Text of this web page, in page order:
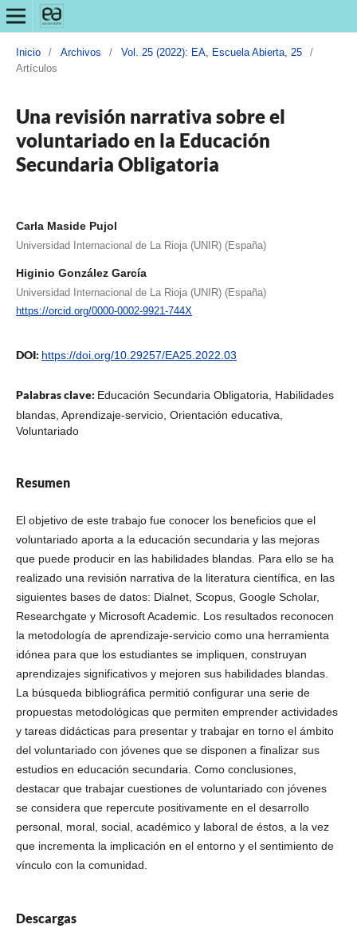
Inicio / Archivos / Vol. 25 (2022): EA, Escuela Abierta, 25
/
Artículos
Una revisión narrativa sobre el
voluntariado en la Educación
Secundaria Obligatoria
Carla Maside Pujol
Universidad Internacional de La Rioja (UNIR) (España)
Higinio González García
Universidad Internacional de La Rioja (UNIR) (España)
https://orcid.org/0000-0002-9921-744X
DOI: https://doi.org/10.29257/EA25.2022.03
Palabras clave: Educación Secundaria Obligatoria, Habilidades
blandas, Aprendizaje-servicio, Orientación educativa,
Voluntariado
Resumen
El objetivo de este trabajo fue conocer los beneficios que el
voluntariado aporta a la educación secundaria y las mejoras
que puede producir en las habilidades blandas. Para ello se ha
realizado una revisión narrativa de la literatura científica, en las
siguientes bases de datos: Dialnet, Scopus, Google Scholar,
Researchgate y Microsoft Academic. Los resultados reconocen
la metodología de aprendizaje-servicio como una herramienta
idónea para que los estudiantes se impliquen, construyan
aprendizajes significativos y mejoren sus habilidades blandas.
La búsqueda bibliográfica permitió configurar una serie de
propuestas metodológicas que permiten emprender actividades
y tareas didácticas para presentar y trabajar en torno el ámbito
del voluntariado con jóvenes que se disponen a finalizar sus
estudios en educación secundaria. Como conclusiones,
destacar que trabajar cuestiones de voluntariado con jóvenes
se considera que repercute positivamente en el desarrollo
personal, moral, social, académico y laboral de éstos, a la vez
que incrementa la implicación en el entorno y el sentimiento de
vínculo con la comunidad.
Descargas